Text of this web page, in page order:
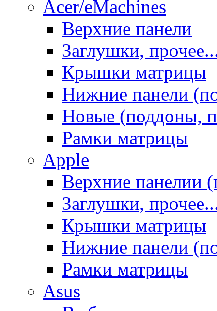
Acer/eMachines
Верхние панели
Заглушки,
Крышки матрицы
Нижние панели
Новые (поддоны,
Рамки матрицы
Apple
Верхние панелии
Заглушки,
Крышки матрицы
Нижние панели
Рамки матрицы
Asus